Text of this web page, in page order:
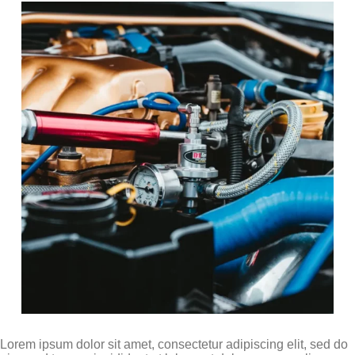
Lorem ipsum dolor sit amet, consectetur adipiscing elit, sed do